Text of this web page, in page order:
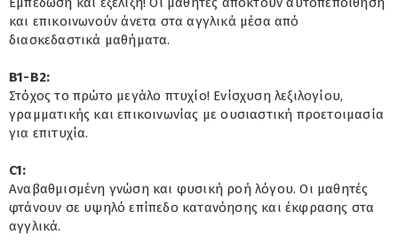
και επικοινωνούν άνετα στα αγγλικά μέσα από
διασκεδαστικά μαθήματα.
B1-B2:
Στόχος το πρώτο μεγάλο πτυχίο! Ενίσχυση λεξιλογίου,
γραμματικής και επικοινωνίας με ουσιαστική προετοιμασία
για επιτυχία.
C1:
Αναβαθμισμένη γνώση και φυσική ροή λόγου. Οι μαθητές
φτάνουν σε υψηλό επίπεδο κατανόησης και έκφρασης στα
αγγλικά.